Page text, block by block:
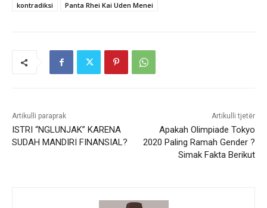
a
kontradiksi
Panta Rhei Kai Uden Menei
Artikulli paraprak
ISTRI “NGLUNJAK” KARENA
SUDAH MANDIRI FINANSIAL?
Artikulli tjetër
Apakah Olimpiade Tokyo
2020 Paling Ramah Gender ?
Simak Fakta Berikut